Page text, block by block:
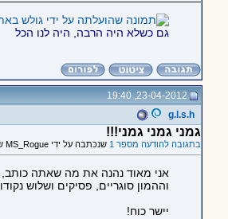
גם כשלא היה הרבה, היה לנו הכל
23-04-2012, 19:40
g.l.s.h
גמני גמני גמני!!!
בתגובה להודעה מספר 1 שנכתבה על ידי MS_Rogue שמתחילה ב "ברכות ל-g.l.s.h על הצל"ש :)"
אני מאוד נהנה את מה שאתה
וההמון סוגריים, פסיקים ושלוש
יישר כוח!